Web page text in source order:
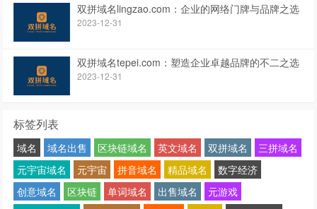
双拼域名lingzao.com：企业的网络门牌与品牌之选
2023-12-31
双拼域名tepei.com：塑造企业卓越品牌的不二之选
2023-12-31
标签列表
域名 域名出售 区块链域名 英文域名 双拼域名
三拼域名
元宇宙域名
元宇宙 拼音域名 精品域名
数字经济
创意域名
区块链 单词域名 出售域名
元游戏